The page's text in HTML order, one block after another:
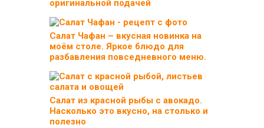
оригинальной подачей
Салат Чафан – вкусная новинка на
моём столе. Яркое блюдо для
разбавления повседневного меню.
Салат из красной рыбы с авокадо.
Насколько это вкусно, на столько и
полезно